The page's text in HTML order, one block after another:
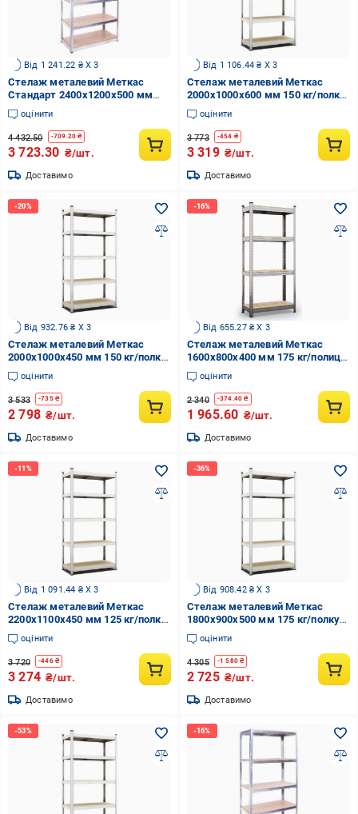
Від 1 241.22 ₴ X 3
Стелаж металевий Меткас
Стандарт 2400x1200x500 мм
250 кг/полку ДСП/МДФ (СТ-27)
оцінити
4 432.50 -709.20 ₴
3 723.30 ₴/шт.
Доставимо
Від 1 106.44 ₴ X 3
Стелаж металевий Меткас
2000x1000x600 мм 150 кг/полку
ДСП (БД-14)
оцінити
3 773 -454 ₴
3 319 ₴/шт.
Доставимо
Від 932.76 ₴ X 3
Стелаж металевий Меткас
2000x1000x450 мм 150 кг/полку
ДСП (БД-12)
оцінити
3 533 -735₴
2 798 ₴/шт.
Доставимо
Від 655.27 ₴ X 3
Стелаж металевий Меткас
1600x800x400 мм 175 кг/полицю
ДСП (БД-2)
оцінити
2 340 -374.40 ₴
1 965.60 ₴/шт.
Доставимо
Від 1 091.44 ₴ X 3
Стелаж металевий Меткас
2200x1100x450 мм 125 кг/полку
ДСП 50 мм (БД-16)
оцінити
3 720 -446₴
3 274 ₴/шт.
Доставимо
Від 908.42 ₴ X 3
Стелаж металевий Меткас
1800x900x500 мм 175 кг/полку
ДСП (БД-9)
оцінити
4 305 -1 580 ₴
2 725 ₴/шт.
Доставимо